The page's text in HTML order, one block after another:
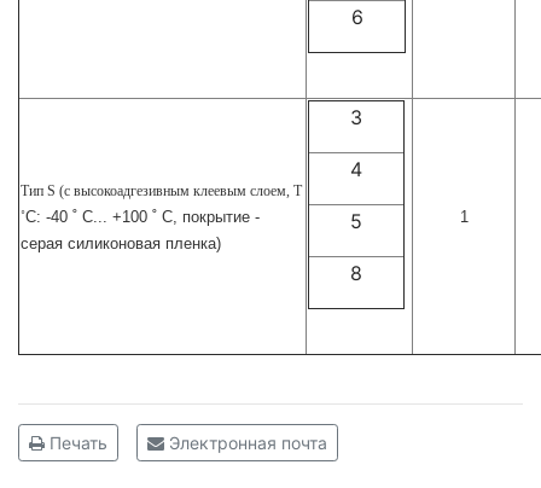
6
Тип S (с высокоадгезивным клеевым слоем, T
˚С: -40 ˚ С... +100 ˚ С, покрытие -
серая силиконовая пленка)
3
4
5
8
1
Печать Электронная почта